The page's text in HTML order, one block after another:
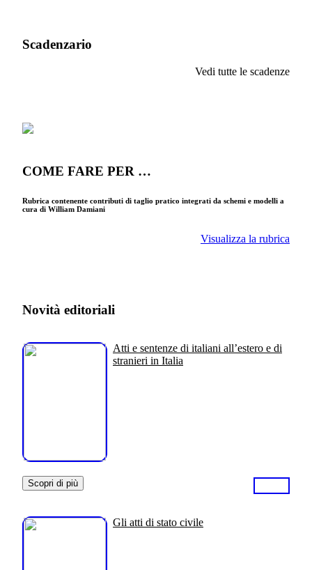
Scadenzario
Vedi tutte le scadenze
COME FARE PER …
Rubrica contenente contributi di taglio pratico integrati da schemi e modelli a
cura di William Damiani
Visualizza la rubrica
Novità editoriali
Atti e sentenze di italiani all’estero e di
stranieri in Italia
Scopri di più
Gli atti di stato civile